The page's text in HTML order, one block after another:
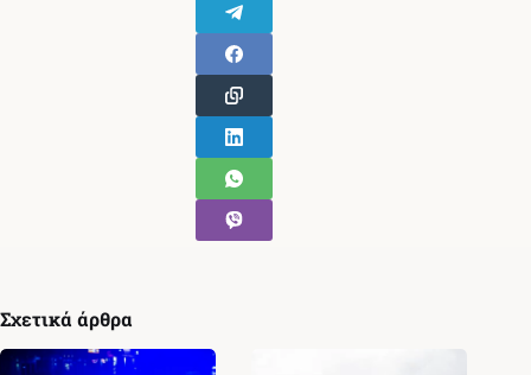
Σχετικά άρθρα